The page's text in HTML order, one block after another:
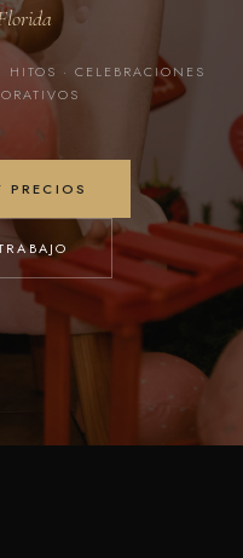
· CELEBRACIONES
PRECIOS